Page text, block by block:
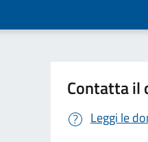
Contatta il
Leggi le